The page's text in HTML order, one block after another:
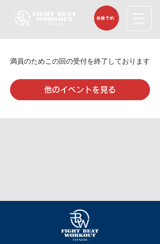
体験予約
満員のためこの回の受付を終了しております
他のイベントを見る